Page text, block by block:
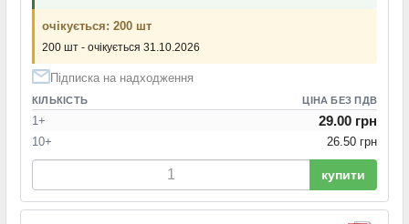
очікується: 200 шт
200 шт - очікується 31.10.2026
Підписка на надходження
КІЛЬКІСТЬ ЦІНА БЕЗ ПДВ
1+ 29.00 грн
10+ 26.50 грн
купити